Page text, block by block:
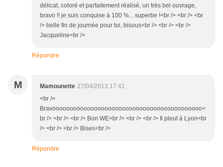
délicat, coloré et parfaitement réalisé, un très bel ouvrage,
bravo !! je suis conquise à 100 %... superbe !<br /> <br /> <br
/> belle fin de journée pour toi, bisous<br /> <br /> <br />
Jacqueline<br />
Répondre
M Mamounette 27/04/2013 17:41
<br />
Bravooooooooooooooooooooooooooooooooooooooooooo<
br /> <br /> <br /> Bon WE<br /> <br /> <br /> Il pleut à Lyon<br
/> <br /> <br /> Bises<br />
Répondre